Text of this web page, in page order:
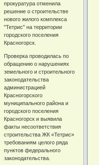
прокуратура отменила
решение о строительстве
нового жилого комплекса
"Тетрис" на территории
городского поселения
Красногорск.
Проверка проводилась по
обращению о нарушениях
земельного и строительного
законодательства
администрацией
Красногорского
муниципального района и
городского поселения
Красногорск и выявила
факты несоответствия
строительства ЖК «Тетрис»
требованиям целого ряда
пунктов федерального
законодательства.